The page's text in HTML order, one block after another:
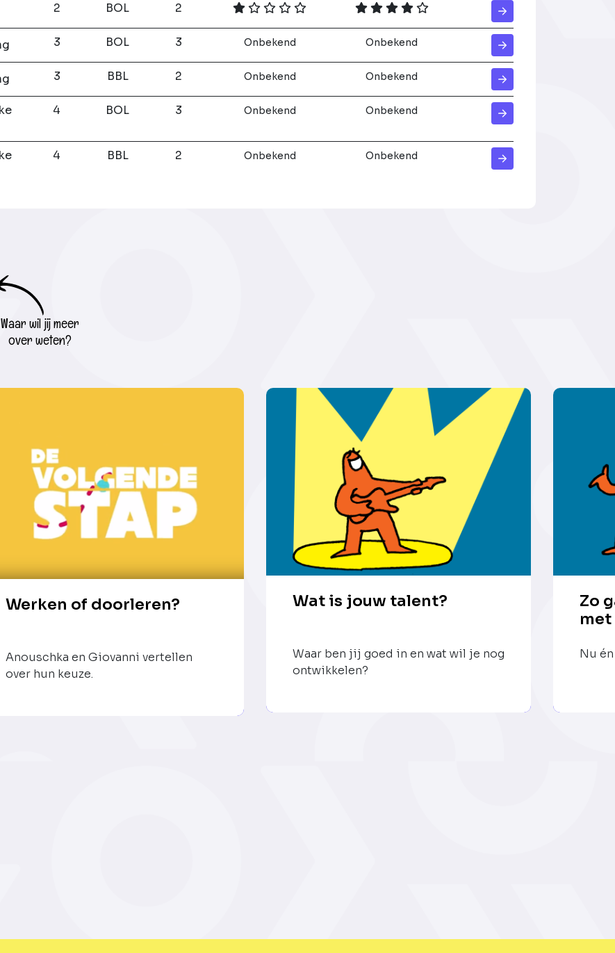
2 BOL 2
3 BOL 3 Onbekend Onbekend
3 BBL 2 Onbekend Onbekend
4 BOL 3 Onbekend Onbekend
4 BBL 2 Onbekend Onbekend
Waar wil jij meer
over weten?
Werken of doorleren?
Anouschka en Giovanni vertellen
over hun keuze.
Wat is jouw talent?
Waar ben jij goed in en wat wil je nog
ontwikkelen?
Zo
Nu